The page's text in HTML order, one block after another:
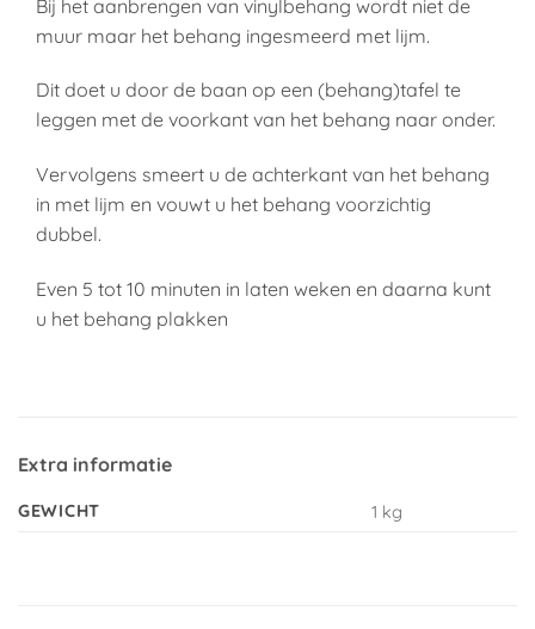
Bij het aanbrengen van vinylbehang wordt niet de
muur maar het behang ingesmeerd met lijm.
Dit doet u door de baan op een (behang)tafel te
leggen met de voorkant van het behang naar onder.
Vervolgens smeert u de achterkant van het behang
in met lijm en vouwt u het behang voorzichtig
dubbel.
Even 5 tot 10 minuten in laten weken en daarna kunt
u het behang plakken
Extra informatie
GEWICHT 1 kg